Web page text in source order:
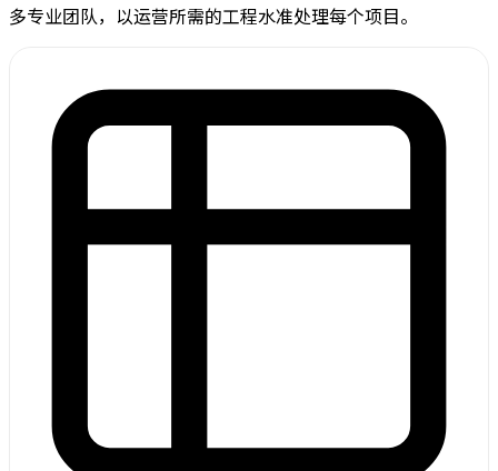
多专业团队，以运营所需的工程水准处理每个项目。